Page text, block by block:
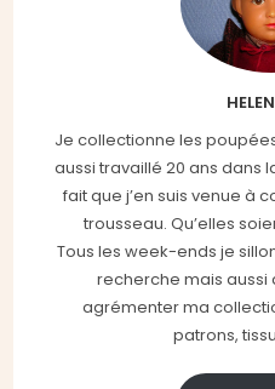
Je collectionne les
aussi travaillé 20 ans dans
fait que j’en suis venue à
trousseau. Qu’elles
Tous les week-ends je
recherche mais aussi
agrémenter ma
patrons,